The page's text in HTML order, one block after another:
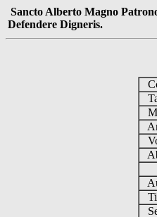
Sancto Alberto Magno
Defendere Digneris.